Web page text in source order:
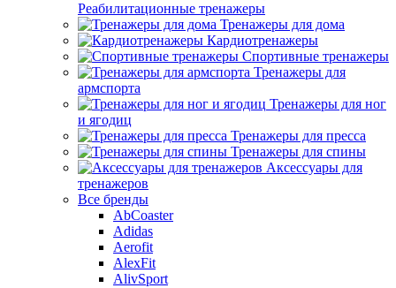
Реабилитационные тренажеры
Тренажеры для дома
Кардиотренажеры
Спортивные тренажеры
Тренажеры для
армспорта
Тренажеры для ног
и ягодиц
Тренажеры для пресса
Тренажеры для спины
Аксессуары для
тренажеров
Все бренды
AbCoaster
Adidas
Aerofit
AlexFit
AlivSport